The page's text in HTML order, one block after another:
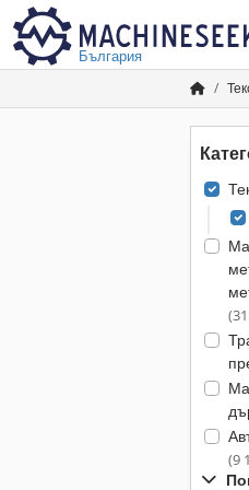
България
(9